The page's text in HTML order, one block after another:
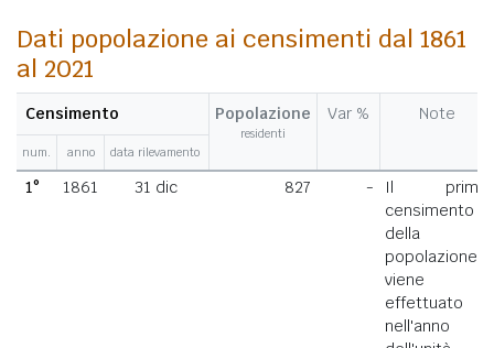
Dati popolazione ai censimenti dal 1861
al 2021
Censimento Popolazione
residenti
Var % Note
num. anno data rilevamento
1° 1861 31 dic 827 -
Il primo
censimento
della
popolazione
viene
effettuato
nell'anno